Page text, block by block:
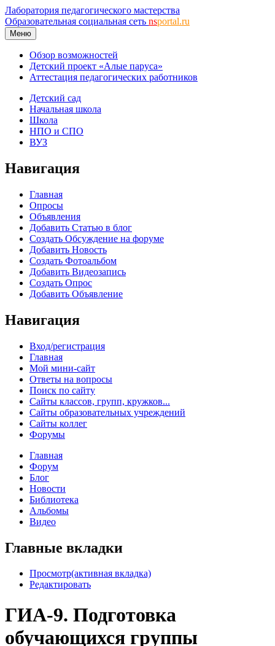
Лаборатория педагогического мастерства
Образовательная социальная сеть nsportal.ru
Меню
Обзор возможностей
Детский проект «Алые паруса»
Аттестация педагогических работников
Детский сад
Начальная школа
Школа
НПО и СПО
ВУЗ
Навигация
Главная
Опросы
Объявления
Добавить Статью в блог
Создать Обсуждение на форуме
Добавить Новость
Создать Фотоальбом
Добавить Видеозапись
Создать Опрос
Добавить Объявление
Навигация
Вход/регистрация
Главная
Мой мини-сайт
Ответы на вопросы
Поиск по сайту
Сайты классов, групп, кружков...
Сайты образовательных учреждений
Сайты коллег
Форумы
Главная
Форум
Блог
Новости
Библиотека
Альбомы
Видео
Главные вкладки
Просмотр(активная вкладка)
Редактировать
ГИА-9. Подготовка
обучающихся группы